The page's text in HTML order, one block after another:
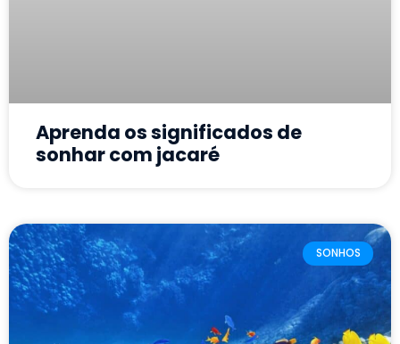
Aprenda os significados de
sonhar com jacaré
SONHOS